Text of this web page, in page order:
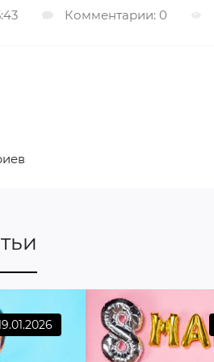
Комментарии: 0